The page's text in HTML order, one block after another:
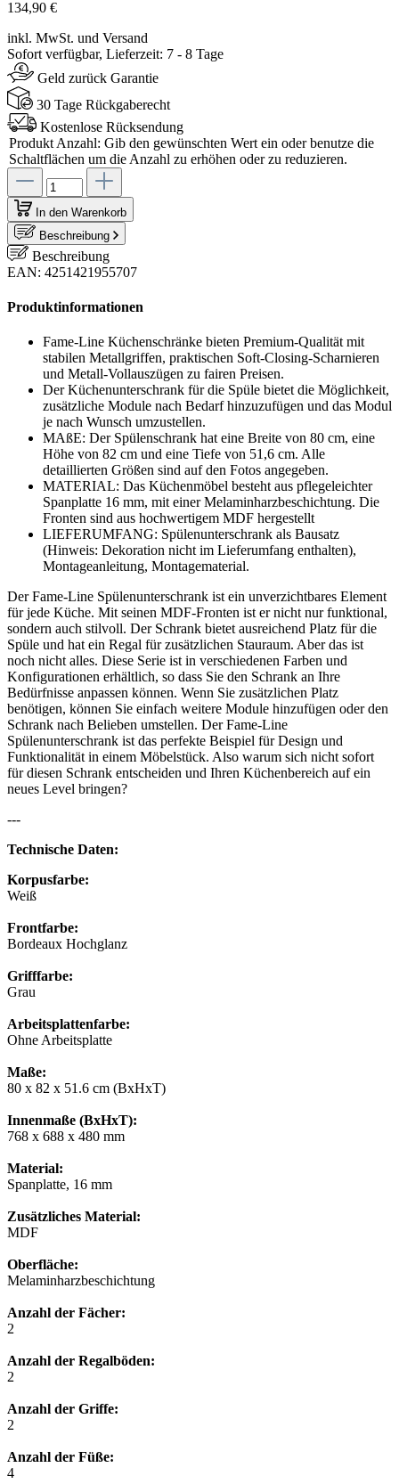
134,90 €
inkl. MwSt. und Versand
Sofort verfügbar, Lieferzeit: 7 - 8 Tage
Geld zurück Garantie
30 Tage Rückgaberecht
Kostenlose Rücksendung
Produkt Anzahl: Gib den gewünschten Wert ein oder benutze die
Schaltflächen um die Anzahl zu erhöhen oder zu reduzieren.
In den Warenkorb
Beschreibung
Beschreibung
EAN: 4251421955707
Produktinformationen
Fame-Line Küchenschränke bieten Premium-Qualität mit
stabilen Metallgriffen, praktischen Soft-Closing-Scharnieren
und Metall-Vollauszügen zu fairen Preisen.
Der Küchenunterschrank für die Spüle bietet die Möglichkeit,
zusätzliche Module nach Bedarf hinzuzufügen und das Modul
je nach Wunsch umzustellen.
MAßE: Der Spülenschrank hat eine Breite von 80 cm, eine
Höhe von 82 cm und eine Tiefe von 51,6 cm. Alle
detaillierten Größen sind auf den Fotos angegeben.
MATERIAL: Das Küchenmöbel besteht aus pflegeleichter
Spanplatte 16 mm, mit einer Melaminharzbeschichtung. Die
Fronten sind aus hochwertigem MDF hergestellt
LIEFERUMFANG: Spülenunterschrank als Bausatz
(Hinweis: Dekoration nicht im Lieferumfang enthalten),
Montageanleitung, Montagematerial.
Der Fame-Line Spülenunterschrank ist ein unverzichtbares Element
für jede Küche. Mit seinen MDF-Fronten ist er nicht nur funktional,
sondern auch stilvoll. Der Schrank bietet ausreichend Platz für die
Spüle und hat ein Regal für zusätzlichen Stauraum. Aber das ist
noch nicht alles. Diese Serie ist in verschiedenen Farben und
Konfigurationen erhältlich, so dass Sie den Schrank an Ihre
Bedürfnisse anpassen können. Wenn Sie zusätzlichen Platz
benötigen, können Sie einfach weitere Module hinzufügen oder den
Schrank nach Belieben umstellen. Der Fame-Line
Spülenunterschrank ist das perfekte Beispiel für Design und
Funktionalität in einem Möbelstück. Also warum sich nicht sofort
für diesen Schrank entscheiden und Ihren Küchenbereich auf ein
neues Level bringen?
---
Technische Daten:
Korpusfarbe:
Weiß
Frontfarbe:
Bordeaux Hochglanz
Grifffarbe:
Grau
Arbeitsplattenfarbe:
Ohne Arbeitsplatte
Maße:
80 x 82 x 51.6 cm (BxHxT)
Innenmaße (BxHxT):
768 x 688 x 480 mm
Material:
Spanplatte, 16 mm
Zusätzliches Material:
MDF
Oberfläche:
Melaminharzbeschichtung
Anzahl der Fächer:
2
Anzahl der Regalböden:
2
Anzahl der Griffe:
2
Anzahl der Füße:
4